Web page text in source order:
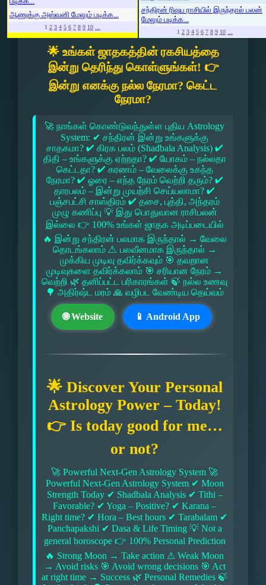
ஆணுக்கு அஸ்வனி மேலும் படிக்க...
1 2 3 4 5 6 7 8 9 10 ...
சந்திரன் ரிஷப ராசியில் இருந்தால் பலன்
மேலும் படிக்க...
1 2 3 4 5 6 7 8 9 10 ...
🌟 உங்கள் ஜாதகத்தின் ரகசியத்தை
இன்று தெரிந்து கொள்ளுங்கள்! 👉
இன்று எனக்கு நல்ல நேரமா? கெட்ட
நேரமா?
🚀 நாங்கள் கொண்டுவந்துள்ள புதிய Astrology
System: ✔ சந்திரன் இன்று உங்களுக்கு
சாதகமா? ✔ கிரக பலம் (Shadbala Analysis) ✔
திதி – உங்களுக்கு ஏற்றதா? ✔ யோகம் – நல்லதா
கெட்டதா? ✔ கரணம் – வேலைக்கு உகந்த
நேரமா? ✔ ஓரை – எந்த நேரம் வெற்றி தரும்? ✔
தாரபலம் – இன்று முயற்சி செய்யலாமா? ✔
பஞ்சபட்சி சாஸ்திரம் ✔ தசை, புத்தி, அந்தரம்
முழு கணிப்பு 💡 இது பொதுவான ராசிபலன்
இல்லை 👉 100% உங்கள் ஜாதக அடிப்படையில்
🔥 இன்று சந்திரன் பலமாக இருந்தால் → வேலை
தொடங்கலாம் ⚠ பலவீனமாக இருந்தால் →
முக்கிய முடிவு தவிர்க்கவும் 🎯 தவறான
முடிவுகளை தவிர்க்கலாம் 🎯 சரியான நேரம் →
வெற்றி 🌿 தனிப்பட்ட பரிகாரங்கள் 🍃 நல்ல உணவு
🌳 அதிர்ஷ்ட மரம் 🙏 வழிபட வேண்டிய தெய்வம்
🌐 Website 📱 Android App
🌟 Discover Your Personal
Astrology Power – Today!
👉 Is today good for me…
or not?
🚀 Powerful Next-Gen Astrology System 🚀
Powerful Next-Gen Astrology System ✔ Moon
Strength Today ✔ Shadbala Analysis ✔ Tithi –
Favorable? ✔ Yoga – Positive? ✔ Karana –
Right time? ✔ Hora – Best hours ✔ Tarabalam ✔
Panchapakshi ✔ Dasa & Life Timing 💡 Not a
general horoscope 👉 100% Personal Prediction
🔥 Strong Moon → Take action ⚠ Weak Moon
→ Avoid risks 🎯 Avoid wrong decisions 🎯 Act
at right time → Success 🌿 Personal Remedies 🍃